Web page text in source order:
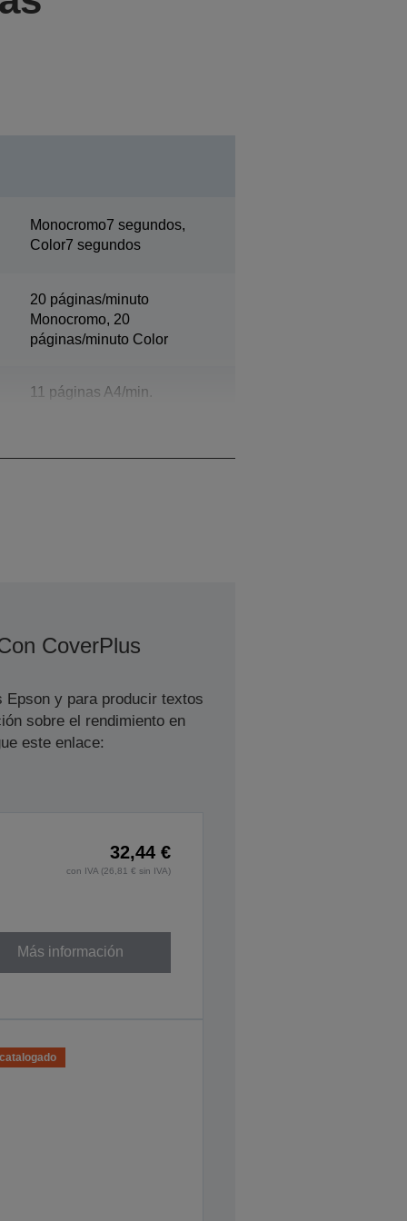
Monocromo7 segundos,
Color7 segundos
20 páginas/minuto
Monocromo, 20
páginas/minuto Color
11 páginas A4/min.
CoverPlus
y para producir textos
sobre el rendimiento en
este enlace:
32,44 €
con IVA (26,81 € sin IVA)
Más información